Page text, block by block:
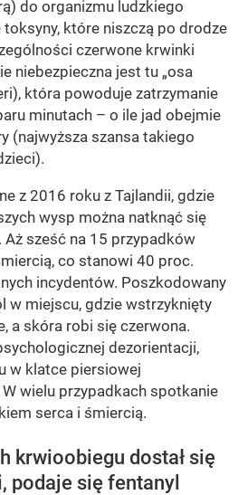
do organizmu ludzkiego
które niszczą po drodze
czerwone krwinki
niebezpieczna jest tu „osa
która powoduje zatrzymanie
minutach – o ile jad obejmie
(najwyższa szansa takiego
z 2016 roku z Tajlandii, gdzie
wysp można natknąć się
sześć na 15 przypadków
co stanowi 40 proc.
incydentów. Poszkodowany
w miejscu, gdzie wstrzyknięty
a skóra robi się czerwona.
dezorientacji,
w klatce piersiowej
wielu przypadkach spotkanie
serca i śmiercią.
krwioobiegu dostał się
podaje się fentanyl